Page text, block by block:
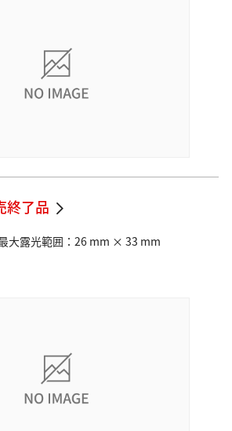
終了品
大露光範囲：26 mm × 33 mm